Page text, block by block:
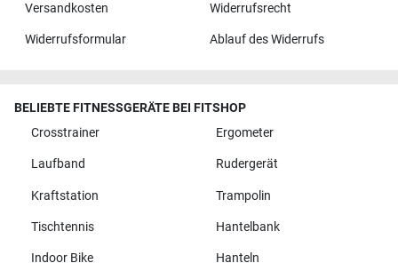
Versandkosten Widerrufsrecht
Widerrufsformular Ablauf des Widerrufs
BELIEBTE FITNESSGERÄTE BEI FITSHOP
Crosstrainer
Ergometer
Laufband Rudergerät
Kraftstation Trampolin
Tischtennis Hantelbank
Indoor Bike Hanteln